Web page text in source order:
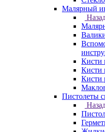
Малярный
Кисти
Кисти
Кисти
Пистолеты